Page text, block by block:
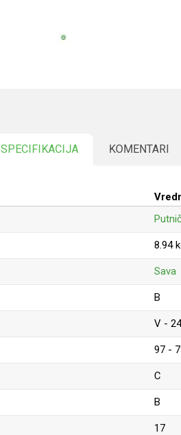
SPECIFIKACIJA KOMENTARI
8.94
Sava
B
V -
97 -
C
B
17